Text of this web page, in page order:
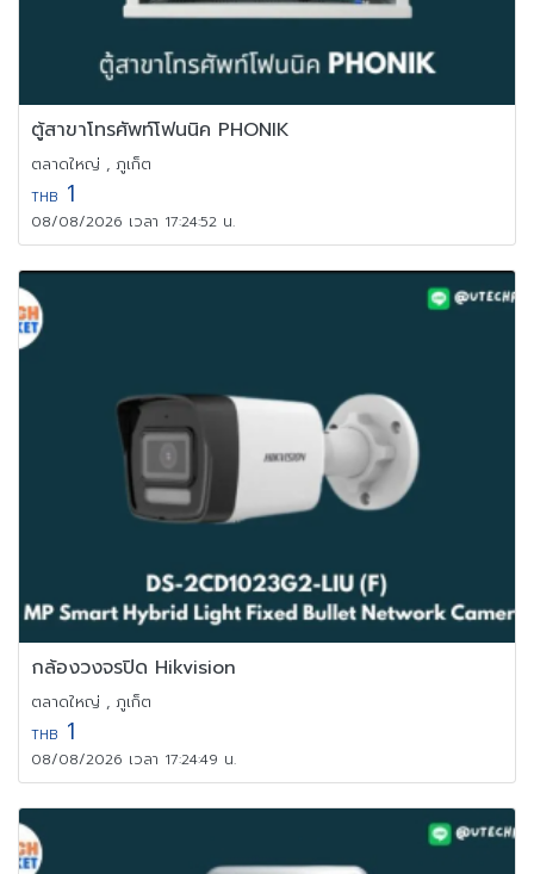
ตู้สาขาโทรศัพท์โฟนนิค PHONIK
ตลาดใหญ่ , ภูเก็ต
THB 1
08/08/2026 เวลา 17:24:52 น.
กล้องวงจรปิด Hikvision
ตลาดใหญ่ , ภูเก็ต
THB 1
08/08/2026 เวลา 17:24:49 น.